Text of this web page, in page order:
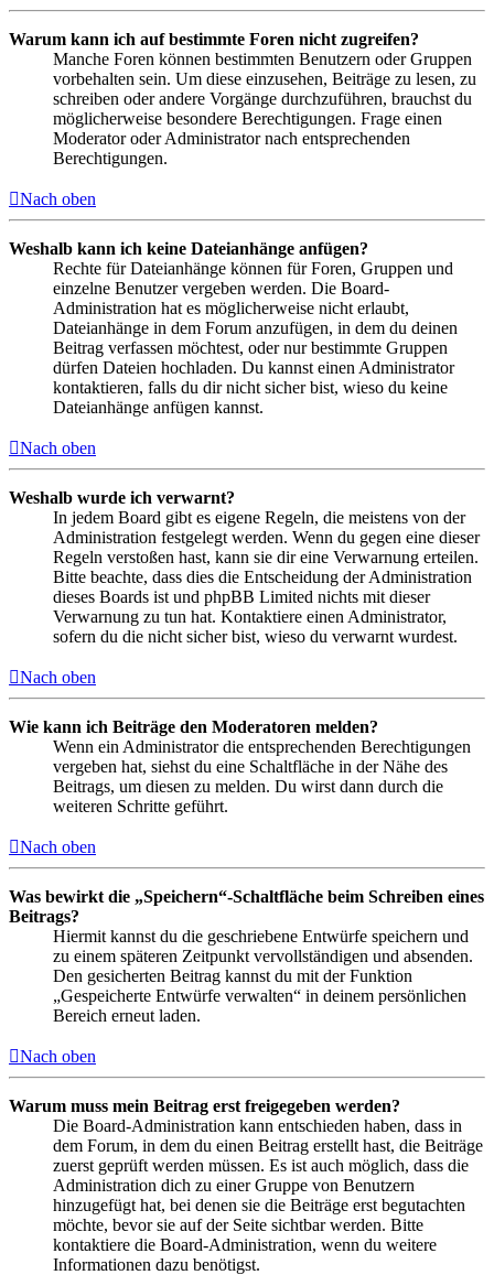
Warum kann ich auf bestimmte Foren nicht zugreifen?
Manche Foren können bestimmten Benutzern oder Gruppen
vorbehalten sein. Um diese einzusehen, Beiträge zu lesen, zu
schreiben oder andere Vorgänge durchzuführen, brauchst du
möglicherweise besondere Berechtigungen. Frage einen
Moderator oder Administrator nach entsprechenden
Berechtigungen.
Nach oben
Weshalb kann ich keine Dateianhänge anfügen?
Rechte für Dateianhänge können für Foren, Gruppen und
einzelne Benutzer vergeben werden. Die Board-
Administration hat es möglicherweise nicht erlaubt,
Dateianhänge in dem Forum anzufügen, in dem du deinen
Beitrag verfassen möchtest, oder nur bestimmte Gruppen
dürfen Dateien hochladen. Du kannst einen Administrator
kontaktieren, falls du dir nicht sicher bist, wieso du keine
Dateianhänge anfügen kannst.
Nach oben
Weshalb wurde ich verwarnt?
In jedem Board gibt es eigene Regeln, die meistens von der
Administration festgelegt werden. Wenn du gegen eine dieser
Regeln verstoßen hast, kann sie dir eine Verwarnung erteilen.
Bitte beachte, dass dies die Entscheidung der Administration
dieses Boards ist und phpBB Limited nichts mit dieser
Verwarnung zu tun hat. Kontaktiere einen Administrator,
sofern du die nicht sicher bist, wieso du verwarnt wurdest.
Nach oben
Wie kann ich Beiträge den Moderatoren melden?
Wenn ein Administrator die entsprechenden Berechtigungen
vergeben hat, siehst du eine Schaltfläche in der Nähe des
Beitrags, um diesen zu melden. Du wirst dann durch die
weiteren Schritte geführt.
Nach oben
Was bewirkt die „Speichern“-Schaltfläche beim Schreiben eines
Beitrags?
Hiermit kannst du die geschriebene Entwürfe speichern und
zu einem späteren Zeitpunkt vervollständigen und absenden.
Den gesicherten Beitrag kannst du mit der Funktion
„Gespeicherte Entwürfe verwalten“ in deinem persönlichen
Bereich erneut laden.
Nach oben
Warum muss mein Beitrag erst freigegeben werden?
Die Board-Administration kann entschieden haben, dass in
dem Forum, in dem du einen Beitrag erstellt hast, die Beiträge
zuerst geprüft werden müssen. Es ist auch möglich, dass die
Administration dich zu einer Gruppe von Benutzern
hinzugefügt hat, bei denen sie die Beiträge erst begutachten
möchte, bevor sie auf der Seite sichtbar werden. Bitte
kontaktiere die Board-Administration, wenn du weitere
Informationen dazu benötigst.